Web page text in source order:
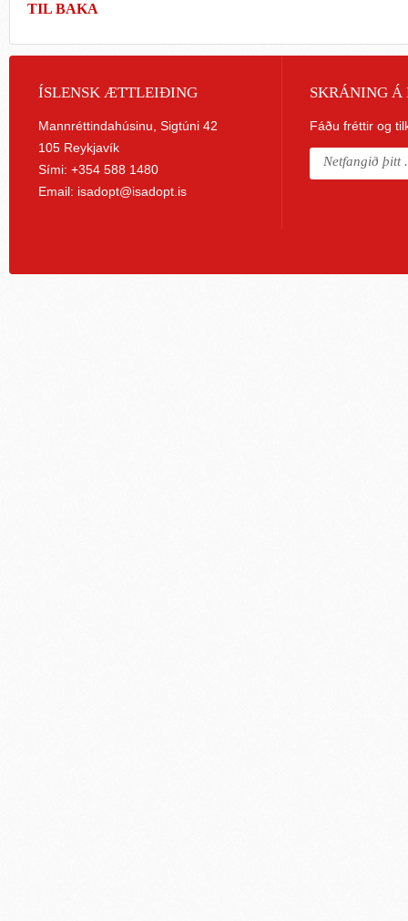
TIL BAKA
ÍSLENSK ÆTTLEIÐING
Mannréttindahúsinu, Sigtúni 42
105 Reykjavík
Sími: +354 588 1480
Email: isadopt@isadopt.is
SKRÁNING Á
Fáðu fréttir og